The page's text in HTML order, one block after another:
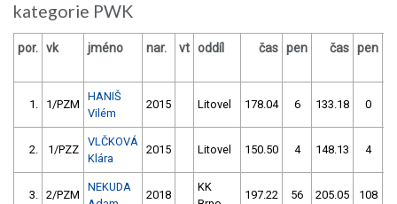
kategorie PWK
por. vk jméno nar. vt oddíl čas pen čas pen
1. 1/PZM
HANIŠ
Vilém
2015 Litovel 178.04 6 133.18 0
2. 1/PZZ
VLČKOVÁ
Klára
2015 Litovel 150.50 4 148.13 4
3. 2/PZM
NEKUDA
2018
KK
197.22 56 205.05 108